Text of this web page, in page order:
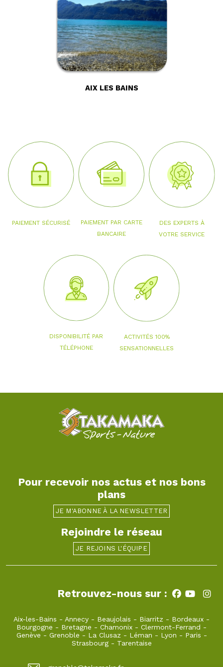
AIX LES BAINS
PAIEMENT SÉCURISÉ
PAIEMENT PAR CARTE
BANCAIRE
DES EXPERTS À
VOTRE SERVICE
DISPONIBILITÉ PAR
TÉLÉPHONE
ACTIVITÉS 100%
SENSATIONNELLES
Pour recevoir nos actus et nos bons
plans
JE M'ABONNE À LA NEWSLETTER
Rejoindre le réseau
JE REJOINS L'ÉQUIPE
Retrouvez-nous sur :
Aix-les-Bains - Annecy - Beaujolais - Biarritz - Bordeaux -
Bourgogne - Bretagne - Chamonix - Clermont-Ferrand -
Genève - Grenoble - La Clusaz - Léman - Lyon - Paris -
Strasbourg- Tarentaise